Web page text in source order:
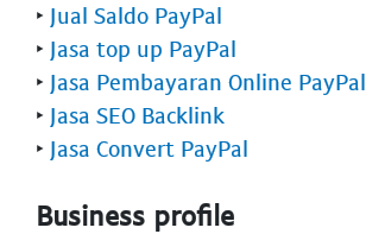
‣ Jual Saldo PayPal
‣ Jasa top up PayPal
‣ Jasa Pembayaran Online PayPal
‣ Jasa SEO Backlink
‣ Jasa Convert PayPal
Business profile